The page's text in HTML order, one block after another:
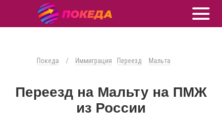
Покеда / Иммиграция Переезд Мальта
Переезд на Мальту на ПМЖ
из России